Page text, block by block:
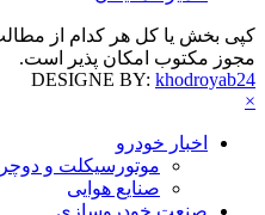
کپی بخش یا کل هر کدام از
مجوز مکتوب امکان پذیر است.
DESIGNE BY: khodroyab24
×
اخبار خودرو
موتورسیکلت و
صنایع هوایی
صنعت خودروسازی